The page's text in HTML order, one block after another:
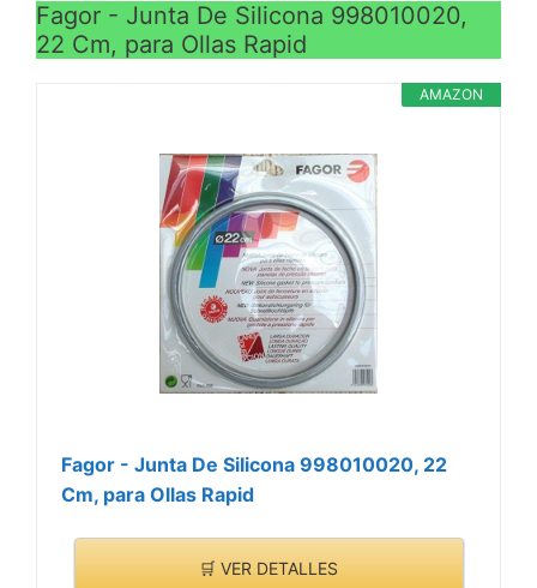
Fagor - Junta De Silicona 998010020,
22 Cm, para Ollas Rapid
AMAZON
Fagor - Junta De Silicona 998010020, 22
Cm, para Ollas Rapid
🛒 VER DETALLES